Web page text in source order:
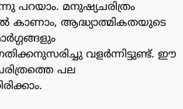
പറയാം. മനുഷ്യചരിത്രം
കാണാം, ആദ്ധ്യാത്മികതയുടെ
വളര്‍ന്നിട്ടുണ്ട്. ഈ
പല